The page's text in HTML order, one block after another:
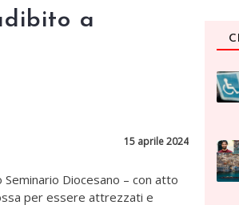
a
15 aprile 2024
Diocesano – con atto
per essere attrezzati e